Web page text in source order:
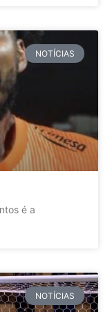
NOTÍCIAS
é a
NOTÍCIAS